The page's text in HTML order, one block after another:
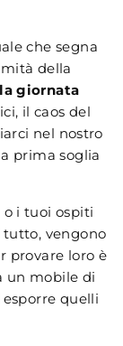
che segna
della
giornata
il caos del
nel nostro
prima soglia
i tuoi ospiti
vengono
provare loro è
un mobile di
quelli